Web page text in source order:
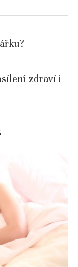
zdraví i